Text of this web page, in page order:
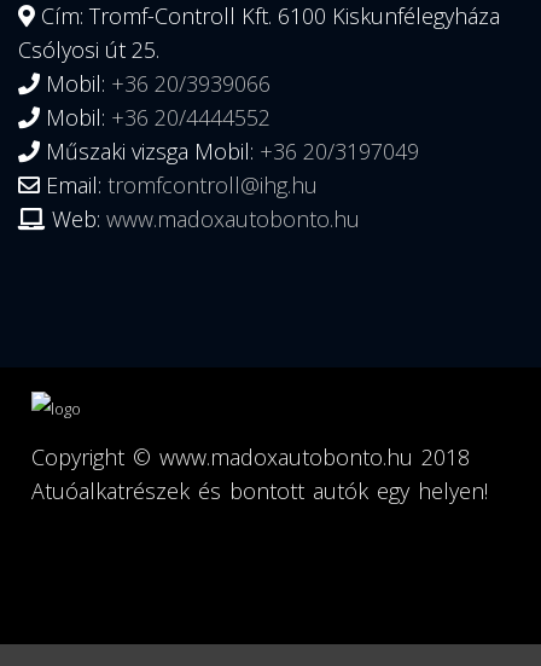
Cím: Tromf-Controll Kft. 6100 Kiskunfélegyháza
Csólyosi út 25.
Mobil: +36 20/3939066
Mobil: +36 20/4444552
Műszaki vizsga Mobil: +36 20/3197049
Email: tromfcontroll@ihg.hu
Web: www.madoxautobonto.hu
Copyright © www.madoxautobonto.hu 2018
Atuóalkatrészek és bontott autók egy helyen!